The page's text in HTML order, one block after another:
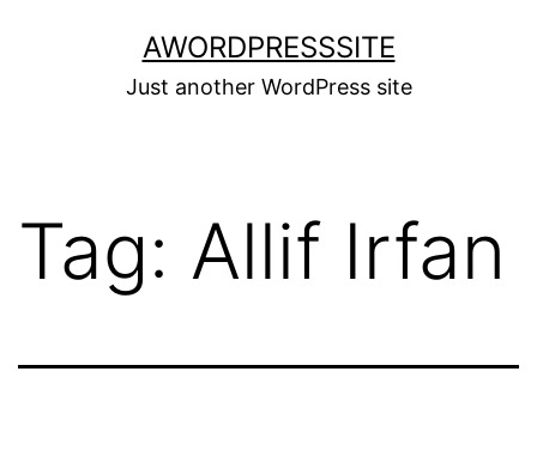
AWORDPRESSSITE
Just another WordPress site
Tag: Allif Irfan